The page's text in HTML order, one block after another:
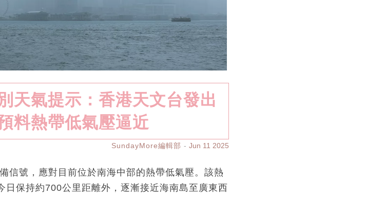
天氣提示：香港天文台發出
料熱帶低氣壓逼近
SundayMore編輯部 Jun 11 2025
信號，應對目前位於南海中部的熱帶低氣壓。該熱
日保持約700公里距離外，逐漸接近海南島至廣東西